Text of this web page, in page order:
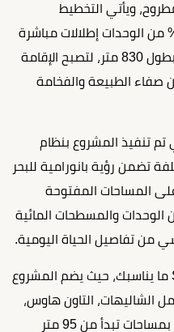
– مطروح، ويأتي التخطيط
للمشروع ليمنح نحو 90% من الوحدات إطلالات مباشرة
على البحر، مع شاطئ رملي خاص بطول 830 متر، لتصبح الإقامة
صفاء الطبيعة والفخامة
تنفيذ المشروع بنظام
تضمن رؤية بانورامية للبحر
المساحات المفتوحة
الوحدات والمسطحات المائية
من تفاصيل الحياة اليومية.
ستجد في قرية Salt North Coast ما يناسبك، حيث يضم المشروع
التاون هاوس،
التوين هاوس، والفيلات المستقلة بمساحات تبدأ من 95 متر